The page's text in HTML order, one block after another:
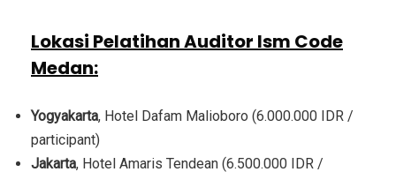
Lokasi Pelatihan Auditor Ism Code
Medan:
Yogyakarta, Hotel Dafam Malioboro (6.000.000 IDR /
participant)
Jakarta, Hotel Amaris Tendean (6.500.000 IDR /